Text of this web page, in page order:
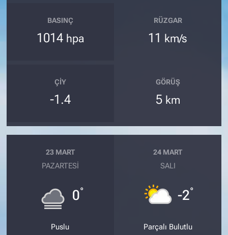
BASINÇ
1014 hpa
RÜZGAR
11 km/s
ÇIY
-1.4
GÖRÜŞ
5 km
23 MART
PAZARTESI
0°
Puslu
24 MART
SALI
-2°
Parçalı Bulutlu